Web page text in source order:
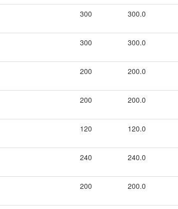
300 300.0
300 300.0
200 200.0
200 200.0
120 120.0
240 240.0
200 200.0